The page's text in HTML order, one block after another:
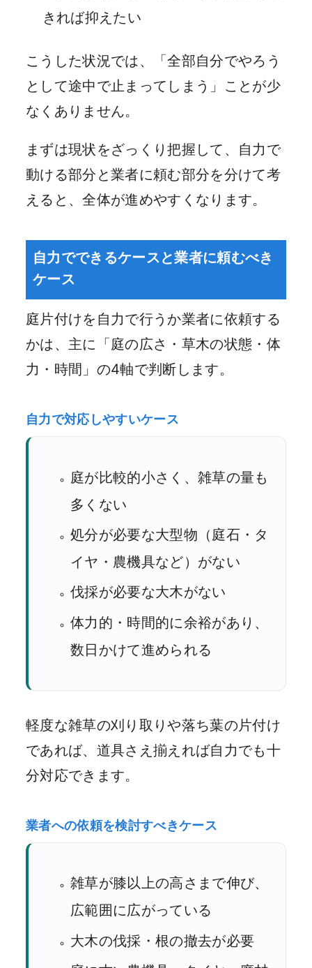
きれば抑えたい
こうした状況では、「全部自分でやろう
として途中で止まってしまう」ことが少
なくありません。
まずは現状をざっくり把握して、自力で
動ける部分と業者に頼む部分を分けて考
えると、全体が進めやすくなります。
自力でできるケースと業者に頼むべき
ケース
庭片付けを自力で行うか業者に依頼する
かは、主に「庭の広さ・草木の状態・体
力・時間」の4軸で判断します。
自力で対応しやすいケース
庭が比較的小さく、雑草の量も
多くない
処分が必要な大型物（庭石・タ
イヤ・農機具など）がない
伐採が必要な大木がない
体力的・時間的に余裕があり、
数日かけて進められる
軽度な雑草の刈り取りや落ち葉の片付け
であれば、道具さえ揃えれば自力でも十
分対応できます。
業者への依頼を検討すべきケース
雑草が膝以上の高さまで伸び、
広範囲に広がっている
大木の伐採・根の撤去が必要